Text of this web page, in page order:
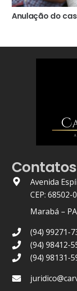
Anulação do
Contatos
Avenida
CEP: 68502-
Marabá – PA
(94) 99271-
(94) 98412-
(94) 98131-